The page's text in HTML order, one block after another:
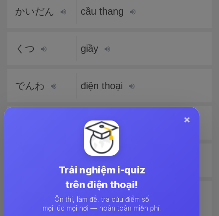
かいだん cầu thang
くつ giầy
でんわ điện thoại
nhà
「お」くに
đất nước của
×
Trải nghiệm i-quiz
trên điện thoại!
Ôn thi, làm đề, tra cứu điểm số
mọi lúc mọi nơi — hoàn toàn miễn phí.